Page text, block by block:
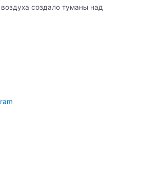
создало туманы над